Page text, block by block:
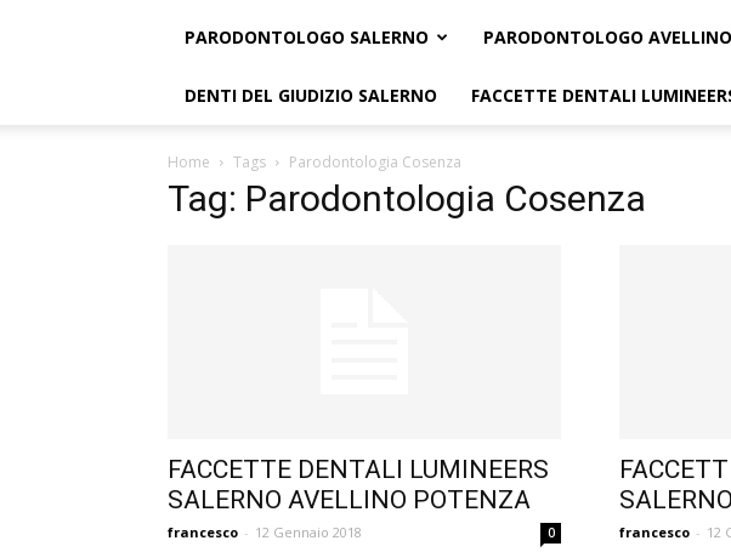
PARODONTOLOGO SALERNO PARODONTOLOGO AVELLINO
DENTI DEL GIUDIZIO SALERNO FACCETTE DENTALI
Home Tags Parodontologia Cosenza
Tag: Parodontologia Cosenza
FACCETTE DENTALI LUMINEERS
SALERNO AVELLINO POTENZA
francesco - 12 Gennaio 2018 0
SALERNO
francesco - 12